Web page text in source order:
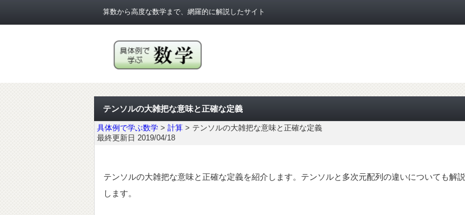
算数から高度な数学まで、網羅的に解説したサイト
テンソルの大雑把な意味と正確な定義
具体例で学ぶ数学 > 計算 > テンソルの大雑把な意味と正確な定義
最終更新日 2019/04/18
テンソルの大雑把な意味と正確な定義を紹介します。テンソルと多次元配列の違いについても解説
します。